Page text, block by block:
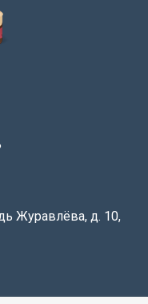
Журавлёва, д. 10,